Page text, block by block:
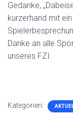
Gedanke,
kurzerhand mit
Danke an alle
unseres FZI.
Kategorien: